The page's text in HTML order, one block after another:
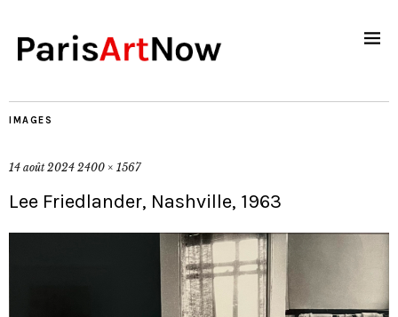
IMAGES
14 août 2024 2400 × 1567
Lee Friedlander, Nashville, 1963